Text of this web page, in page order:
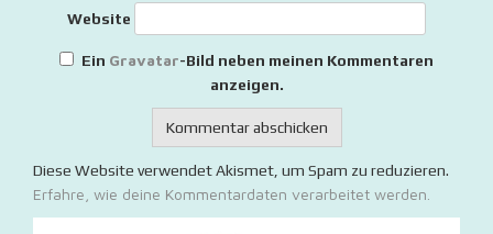
Website
Ein Gravatar-Bild neben meinen Kommentaren
anzeigen.
Diese Website verwendet Akismet, um Spam zu reduzieren.
Erfahre, wie deine Kommentardaten verarbeitet werden.